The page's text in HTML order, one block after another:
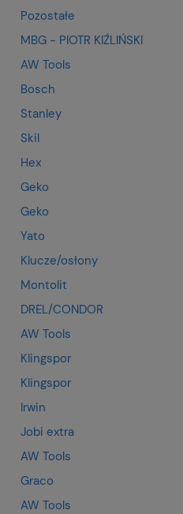
Pozostałe
MBG - PIOTR KIŹLIŃSKI
AW Tools
Bosch
Stanley
Skil
Hex
Geko
Geko
Yato
Klucze/osłony
Montolit
DREL/CONDOR
AW Tools
Klingspor
Klingspor
Irwin
Jobi extra
AW Tools
Graco
AW Tools